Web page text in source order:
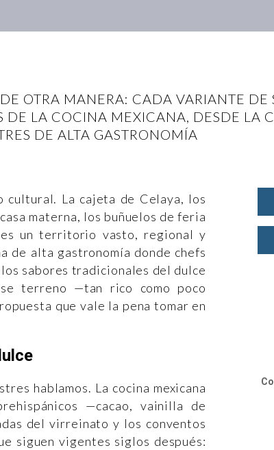
OTRA MANERA: CADA VARIANTE DE
LA COCINA MEXICANA, DESDE LA
DE ALTA GASTRONOMÍA
cultural. La cajeta de Celaya, los
materna, los buñuelos de feria
un territorio vasto, regional y
de alta gastronomía donde chefs
sabores tradicionales del dulce
terreno —tan rico como poco
que vale la pena tomar en
hablamos. La cocina mexicana
—cacao, vainilla de
del virreinato y los conventos
siguen vigentes siglos después: